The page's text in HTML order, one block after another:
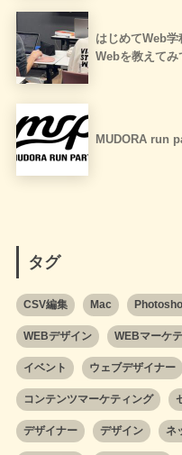
はじめてWeb
Webを教えてみ
MUDORA run
タグ
CSV編集 Mac
WEBデザイン WEBマーケ
イベント ウェブデザイナー
コンテンツマーケティング
デザイナー デザイン ネ